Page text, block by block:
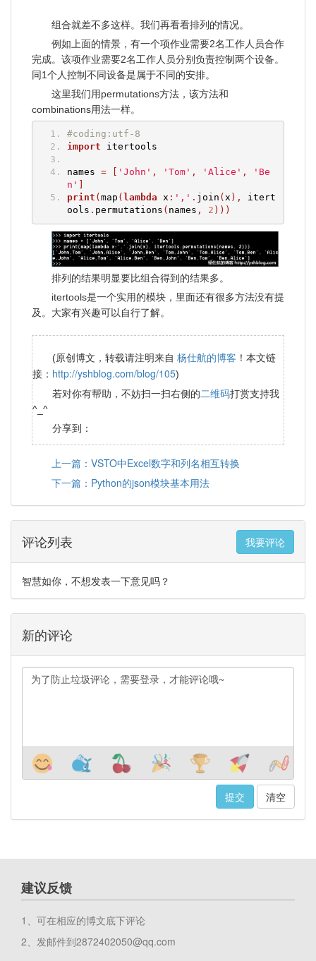
组合就差不多这样。我们再看看排列的情况。
例如上面的情景，有一个项作业需要2名工作人员合作
完成。该项作业需要2名工作人员分别负责控制两个设备。
同1个人控制不同设备是属于不同的安排。
这里我们用permutations方法，该方法和
combinations用法一样。
#coding:utf-8
import itertools
names = 'John' , 'Tom' , 'Alice' ,
'Be
n'
print ( map ( lambda x : ',' . join ( x ),
itert
ools . permutations ( names , 2 )))
排列的结果明显要比组合得到的结果多。
itertools是一个实用的模块，里面还有很多方法没有提
及。大家有兴趣可以自行了解。
(原创博文，转载请注明来自 杨仕航的博客 ！本文链
接： http://yshblog.com/blog/105)
若对你有帮助，不妨扫一扫右侧的二维码打赏支持我
^_^
分享到：
上一篇：VSTO中Excel数字和列名相互转换
下一篇：Python的json模块基本用法
评论列表 我要评论
智慧如你，不想发表一下意见吗？
新的评论
清空
建议反馈
1、可在相应的博文底下评论
2、发邮件到2872402050@qq.com